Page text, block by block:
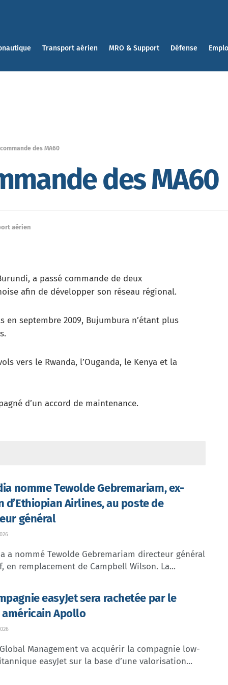
Transport aérien MRO & Support Défense
des MA60
des MA60
aérien
a passé commande de deux
afin de développer son réseau régional.
en septembre 2009, Bujumbura n’étant plus
vers le Rwanda, l’Ouganda, le Kenya et la
d’un accord de maintenance.
nomme Tewolde Gebremariam, ex-
d’Ethiopian Airlines, au poste de
général
a nommé Tewolde Gebremariam directeur général
en remplacement de Campbell Wilson. La...
easyJet sera rachetée par le
Apollo
Management va acquérir la compagnie low-
easyJet sur la base d’une valorisation...